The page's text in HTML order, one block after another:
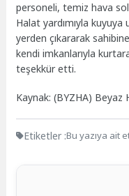
personeli, temiz hava
Halat yardımıyla
yerden çıkararak
kendi imkanlarıyla
teşekkür etti.
Kaynak: (BYZHA) Beyaz
Etiketler :Bu yazıya ait